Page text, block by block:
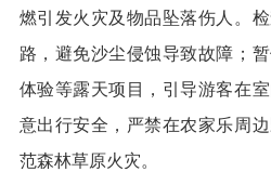
燃引发火灾及物品坠落伤人。
路，避免沙尘侵蚀导致故障；
体验等露天项目，引导游客在
意出行安全，严禁在农家乐周
范森林草原火灾。